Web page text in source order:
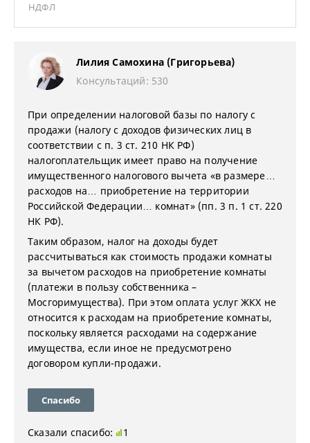
НДФЛ
Лилия Самохина (Григорьева)
Консультаций: 530
При определении налоговой базы по налогу с
продажи (налогу с доходов физических лиц в
соответствии с п. 3 ст. 210 НК РФ)
налогоплательщик имеет право на получение
имущественного налогового вычета «в размере…
расходов на… приобретение на территории
Российской Федерации… комнат» (пп. 3 п. 1 ст. 220
НК РФ).
Таким образом, налог на доходы будет
рассчитываться как стоимость продажи комнаты
за вычетом расходов на приобретение комнаты
(платежи в пользу собственника –
Мосгоримущества). При этом оплата услуг ЖКХ не
относится к расходам на приобретение комнаты,
поскольку является расходами на содержание
имущества, если иное не предусмотрено
договором купли-продажи.
Спасибо
Сказали спасибо: 1